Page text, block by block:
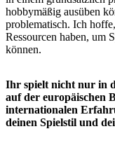
hobbymäßig ausüben
problematisch. Ich
Ressourcen haben, um
können.
Ihr spielt nicht nur in
auf der europäischen
internationalen
deinen Spielstil und